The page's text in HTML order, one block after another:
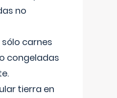
no
carnes
congeladas
tierra en